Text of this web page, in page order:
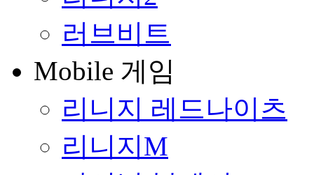
러브비트
Mobile 게임
리니지 레드나이츠
리니지M